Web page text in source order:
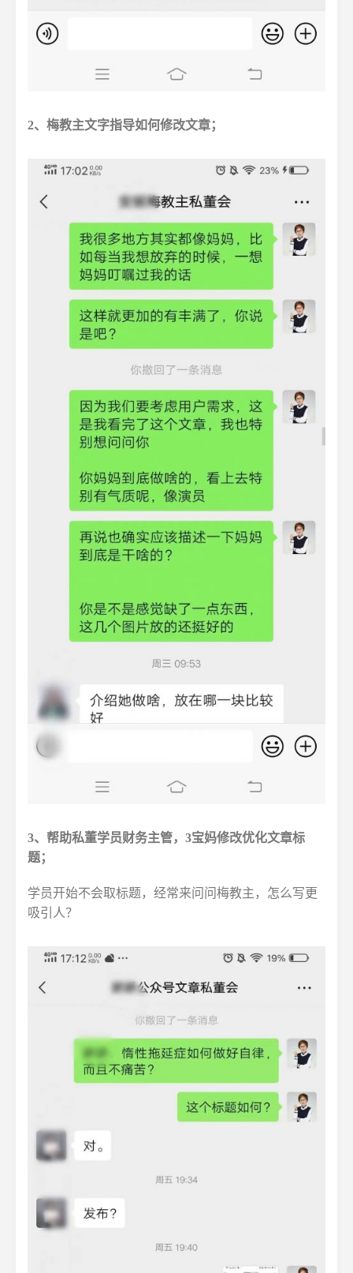
2、梅教主文字指导如何修改文章；
3、帮助私董学员财务主管，3宝妈修改优化文章标
题；
学员开始不会取标题，经常来问问梅教主，怎么写更
吸引人？